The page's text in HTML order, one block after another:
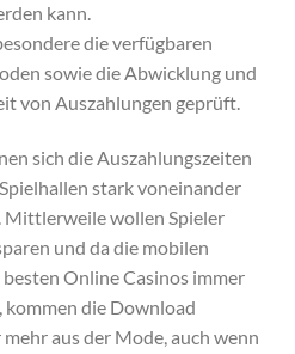
kann.
die verfügbaren
sowie die Abwicklung und
von Auszahlungen geprüft.
sich die Auszahlungszeiten
stark voneinander
Mittlerweile wollen Spieler
und da die mobilen
Online Casinos immer
kommen die Download
aus der Mode, auch wenn